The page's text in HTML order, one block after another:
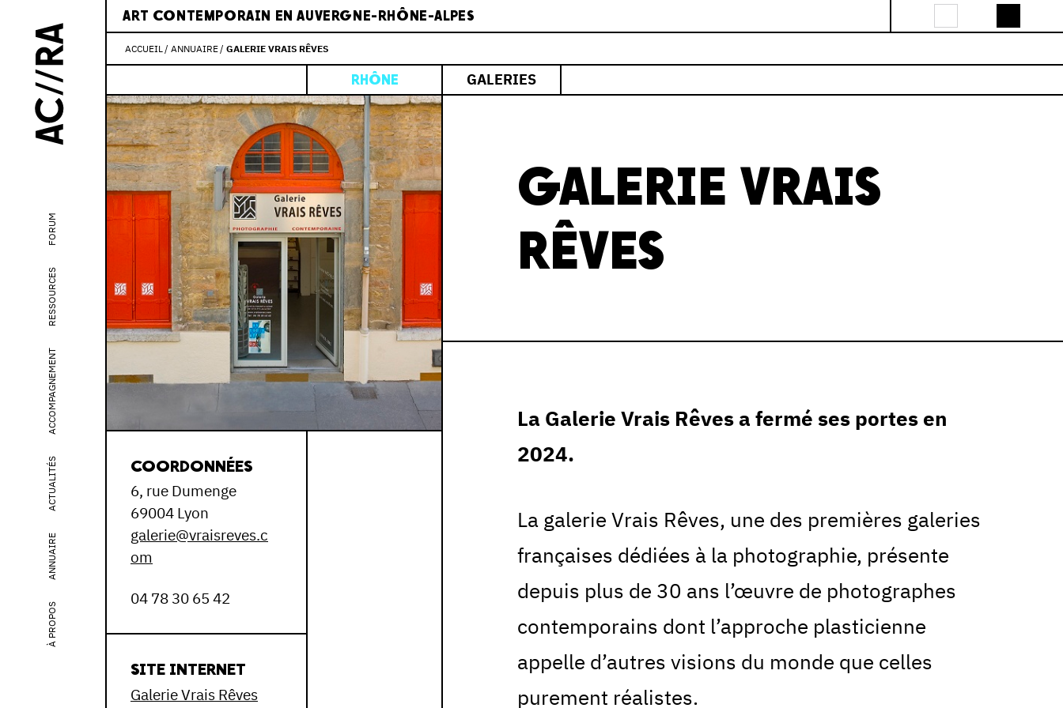
ART CONTEMPORAIN EN AUVERGNE-RHÔNE-ALPES
À PROPOS
ANNUAIRE
ACTUALITÉS
ACCOMPAGNEMENT
RESSOURCES
FORUM
ACCUEIL ANNUAIRE GALERIE VRAIS RÊVES
RHÔNE GALERIES
COORDONNÉES
6, rue Dumenge
69004 Lyon
galerie@vraisreves.c
om
04 78 30 65 42
SITE INTERNET
Galerie Vrais Rêves
GALERIE VRAIS
RÊVES
La Galerie Vrais Rêves a fermé ses portes en
2024.
La galerie Vrais Rêves, une des premières galeries
françaises dédiées à la photographie, présente
depuis plus de 30 ans l’œuvre de photographes
contemporains dont l’approche plasticienne
appelle d’autres visions du monde que celles
purement réalistes.